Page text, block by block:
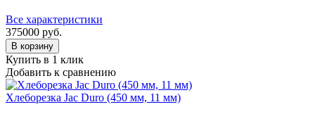
Все характеристики
375000 руб.
В корзину
Купить в 1 клик
Добавить к сравнению
Хлеборезка Jac Duro (450 мм, 11 мм)